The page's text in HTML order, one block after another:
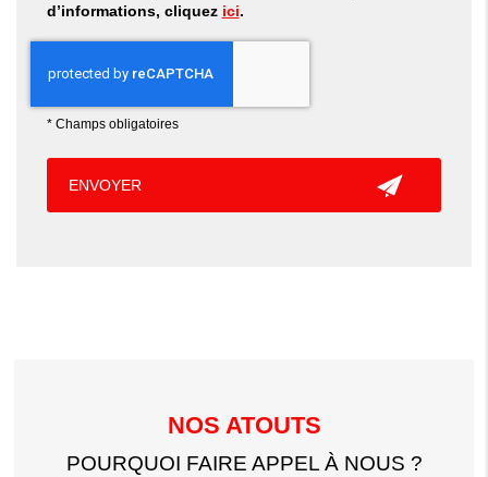
d’informations, cliquez ici.
* Champs obligatoires
NOS ATOUTS
POURQUOI FAIRE APPEL À NOUS ?